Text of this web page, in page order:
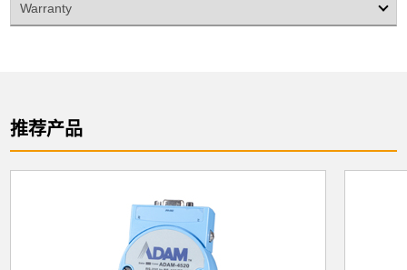
Warranty
推荐产品